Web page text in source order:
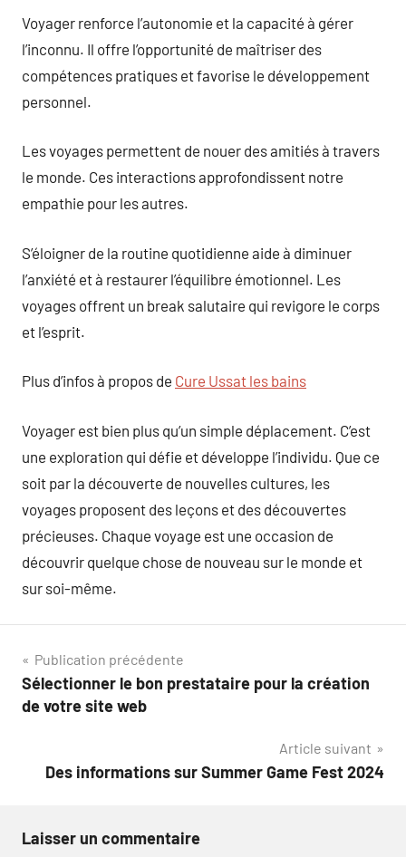
Voyager renforce l’autonomie et la capacité à gérer
l’inconnu. Il offre l’opportunité de maîtriser des
compétences pratiques et favorise le développement
personnel.
Les voyages permettent de nouer des amitiés à travers
le monde. Ces interactions approfondissent notre
empathie pour les autres.
S’éloigner de la routine quotidienne aide à diminuer
l’anxiété et à restaurer l’équilibre émotionnel. Les
voyages offrent un break salutaire qui revigore le corps
et l’esprit.
Plus d’infos à propos de Cure Ussat les bains
Voyager est bien plus qu’un simple déplacement. C’est
une exploration qui défie et développe l’individu. Que ce
soit par la découverte de nouvelles cultures, les
voyages proposent des leçons et des découvertes
précieuses. Chaque voyage est une occasion de
découvrir quelque chose de nouveau sur le monde et
sur soi-même.
Navigation
de
Publication précédente
Sélectionner le bon prestataire pour la création
de votre site web
Article suivant
Des informations sur Summer Game Fest 2024
Laisser un commentaire